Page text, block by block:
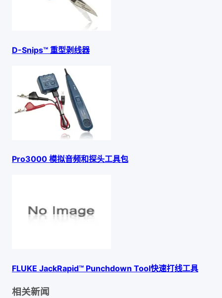
D-Snips™ 重型剥线器
Pro3000 模拟音频和探头工具包
FLUKE JackRapid™ Punchdown Tool快速打线工具
相关新闻